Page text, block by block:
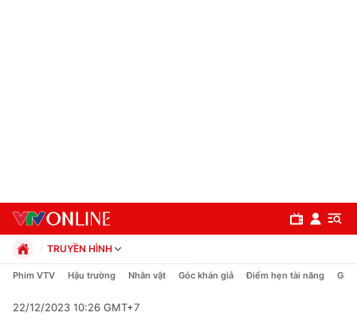
TRUYỀN HÌNH
Chính trị
Pháp luật
Phim VTV Hậu trường Nhân vật Góc khán giả Điểm hẹn tài năng Giải
22/12/2023 10:26 GMT+7